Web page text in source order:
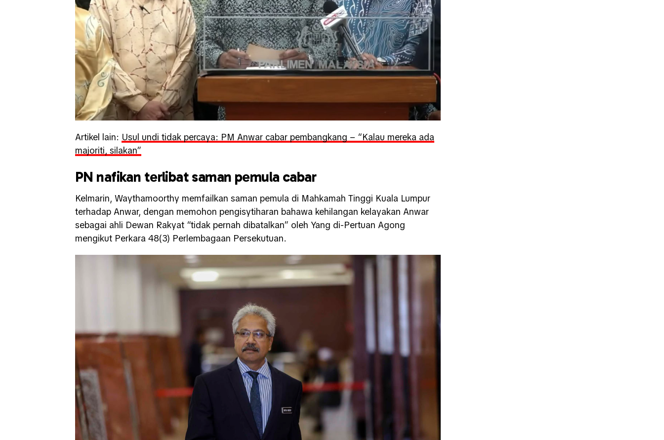
Artikel lain: Usul undi tidak percaya: PM Anwar cabar pembangkang – “Kalau mereka ada
majoriti, silakan”
PN nafikan terlibat saman pemula cabar
Kelmarin, Waythamoorthy memfailkan saman pemula di Mahkamah Tinggi Kuala Lumpur
terhadap Anwar, dengan memohon pengisytiharan bahawa kehilangan kelayakan Anwar
sebagai ahli Dewan Rakyat “tidak pernah dibatalkan” oleh Yang di-Pertuan Agong
mengikut Perkara 48(3) Perlembagaan Persekutuan.